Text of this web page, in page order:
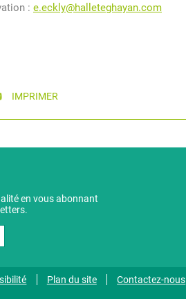
: e.eckly@halleteghayan.com
IMPRIMER
en vous abonnant
Plan du site Contactez-nous